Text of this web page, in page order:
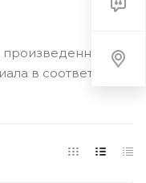
из
в соответствии